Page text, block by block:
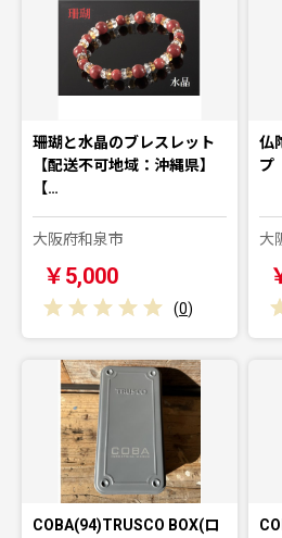
珊瑚と水晶のブレスレット
【配送不可地域：沖縄県】
【…
大阪府和泉市
￥5,000
(0)
仏
プ
大
COBA(94)TRUSCO BOX(ロ